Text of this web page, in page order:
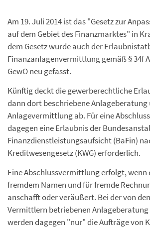
Am 19. Juli 2014 ist das "Gesetz zur
auf dem Gebiet des Finanzmarktes" in
dem Gesetz wurde auch der
Finanzanlagenvermittlung gemäß § 34f
GewO neu gefasst.
Künftig deckt die gewerberechtliche
dann dort beschriebene Anlageberatung
Anlagevermittlung ab. Für eine
dagegen eine Erlaubnis der
Finanzdienstleistungsaufsicht (BaFin)
Kreditwesengesetz (KWG) erforderlich.
Eine Abschlussvermittlung erfolgt, wenn
fremdem Namen und für fremde
anschafft oder veräußert. Bei der von
Vermittlern betriebenen
werden dagegen "nur" die Aufträge von